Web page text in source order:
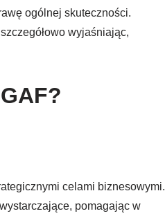
ogólnej skuteczności.
wyjaśniając,
celami biznesowymi.
pomagając w